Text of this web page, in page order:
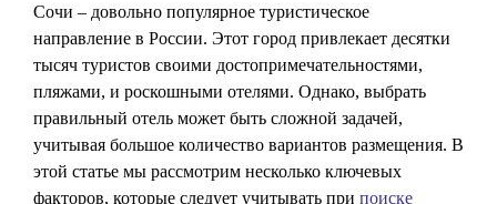
Сочи – довольно популярное туристическое
направление в России. Этот город привлекает десятки
тысяч туристов своими достопримечательностями,
пляжами, и роскошными отелями. Однако, выбрать
правильный отель может быть сложной задачей,
учитывая большое количество вариантов размещения. В
этой статье мы рассмотрим несколько ключевых
факторов, которые следует учитывать при поиске